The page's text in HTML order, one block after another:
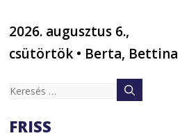
2026. augusztus 6.,
csütörtök • Berta, Bettina
Keresés:
FRISS